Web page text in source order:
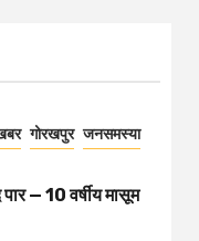
गोरखपुर जनसमस्या
— 10 वर्षीय मासूम